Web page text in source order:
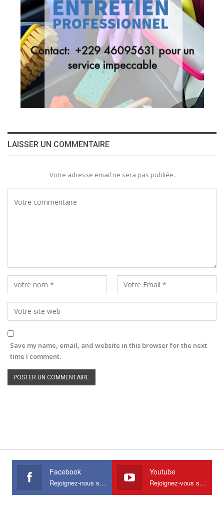
LAISSER UN COMMENTAIRE
Votre adresse email ne sera pas publiée.
Save my name, email, and website in this browser for the next
time I comment.
Facebook
Rejoignez-nous sur Facebook
Youtube
Rejoignez-vous sur Youtube